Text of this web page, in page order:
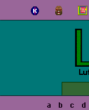
a b c d